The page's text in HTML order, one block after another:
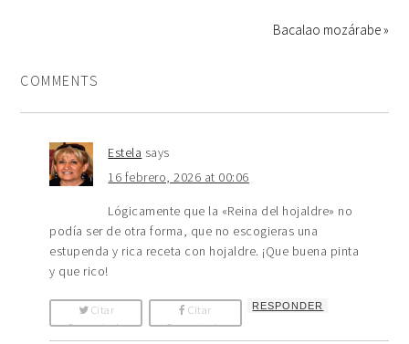
Bacalao mozárabe »
COMMENTS
Estela says
16 febrero, 2026 at 00:06
Lógicamente que la «Reina del hojaldre» no
podía ser de otra forma, que no escogieras una
estupenda y rica receta con hojaldre. ¡Que buena pinta
y que rico!
Citar
Comentario
Citar
Comentario
RESPONDER